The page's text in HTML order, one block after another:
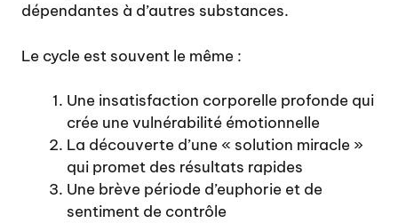
dépendantes à d’autres substances.
Le cycle est souvent le même :
Une insatisfaction corporelle profonde qui
crée une vulnérabilité émotionnelle
La découverte d’une « solution miracle »
qui promet des résultats rapides
Une brève période d’euphorie et de
sentiment de contrôle